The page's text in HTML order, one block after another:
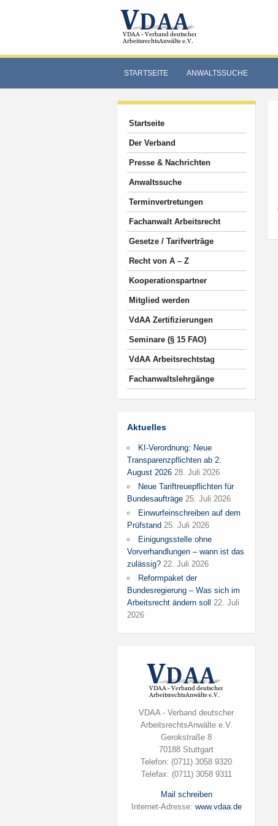
STARTSEITE ANWALTSSUCHE
Startseite
Der Verband
Presse & Nachrichten
Anwaltssuche
Terminvertretungen
Fachanwalt Arbeitsrecht
Gesetze / Tarifverträge
Recht von A – Z
Kooperationspartner
Mitglied werden
VdAA Zertifizierungen
Seminare (§ 15 FAO)
VdAA Arbeitsrechtstag
Fachanwaltslehrgänge
Aktuelles
KI-Verordnung: Neue
Transparenzpflichten ab 2.
August 2026 28. Juli 2026
Neue Tariftreuepflichten für
Bundesaufträge 25. Juli 2026
Einwurfeinschreiben auf dem
Prüfstand 25. Juli 2026
Einigungsstelle ohne
Vorverhandlungen – wann ist das
zulässig? 22. Juli 2026
Reformpaket der
Bundesregierung – Was sich im
Arbeitsrecht ändern soll
22. Juli
2026
VDAA - Verband deutscher
ArbeitsrechtsAnwälte e.V.
Gerokstraße 8
70188 Stuttgart
Telefon: (0711) 3058 9320
Telefax: (0711) 3058 9311
Mail schreiben
Internet-Adresse: www.vdaa.de